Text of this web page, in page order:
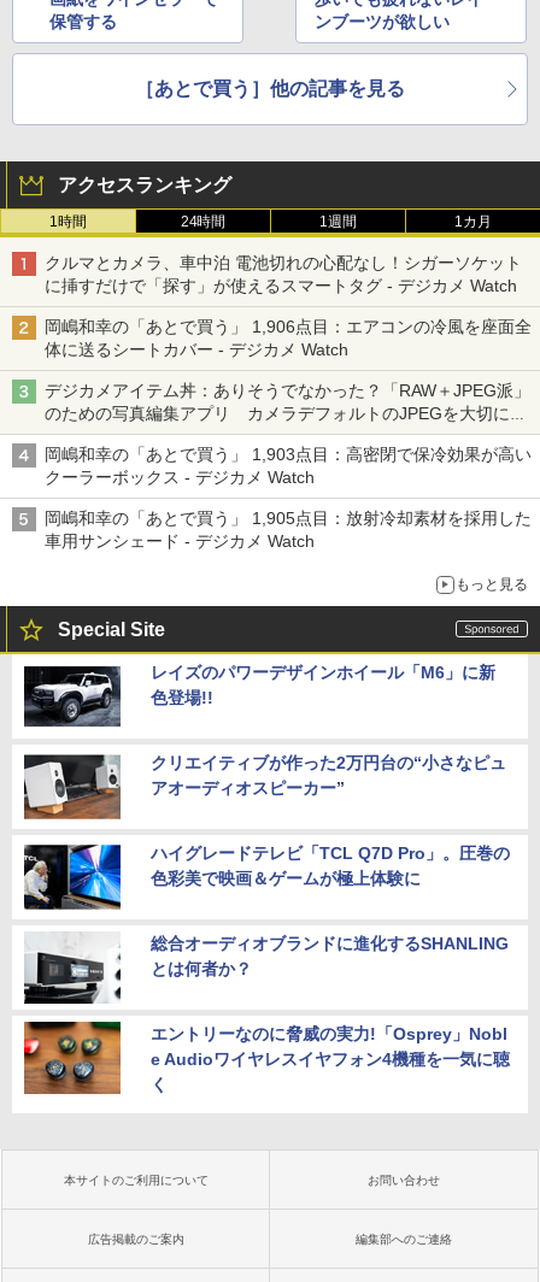
保管する
ンブーツが欲しい
［あとで買う］他の記事を見る
アクセスランキング
1時間 24時間 1週間 1カ月
クルマとカメラ、車中泊 電池切れの心配なし！シガーソケット
に挿すだけで「探す」が使えるスマートタグ - デジカメ Watch
岡嶋和幸の「あとで買う」 1,906点目：エアコンの冷風を座面全
体に送るシートカバー - デジカメ Watch
デジカメアイテム丼：ありそうでなかった？「RAW＋JPEG派」
のための写真編集アプリ カメラデフォルトのJPEGを大切にす
る「Filmator」
岡嶋和幸の「あとで買う」 1,903点目：高密閉で保冷効果が高い
クーラーボックス - デジカメ Watch
岡嶋和幸の「あとで買う」 1,905点目：放射冷却素材を採用した
車用サンシェード - デジカメ Watch
もっと見る
Special Site
レイズのパワーデザインホイール「M6」に新
色登場!!
クリエイティブが作った2万円台の“小さなピュ
アオーディオスピーカー”
ハイグレードテレビ「TCL Q7D Pro」。圧巻の
色彩美で映画＆ゲームが極上体験に
総合オーディオブランドに進化するSHANLING
とは何者か？
エントリーなのに脅威の実力!「Osprey」Nobl
e Audioワイヤレスイヤフォン4機種を一気に聴
く
本サイトのご利用について お問い合わせ
広告掲載のご案内 編集部へのご連絡